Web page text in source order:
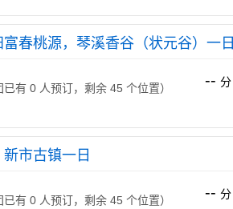
春桃源，琴溪香谷（状元谷）一日
有 0 人预订，剩余 45 个位置）
-- 分
市古镇一日
有 0 人预订，剩余 45 个位置）
-- 分